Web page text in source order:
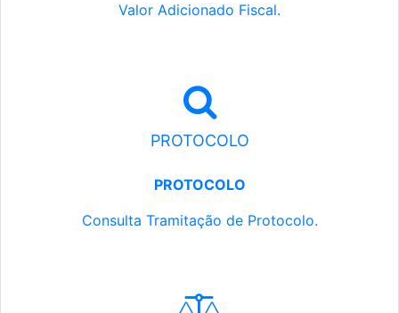
Valor Adicionado Fiscal.
PROTOCOLO
PROTOCOLO
Consulta Tramitação de Protocolo.